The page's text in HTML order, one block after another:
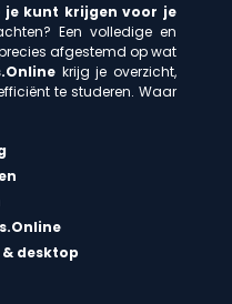
je kunt krijgen voor je
Een volledige en
afgestemd op wat
krijg je overzicht,
te studeren. Waar
desktop